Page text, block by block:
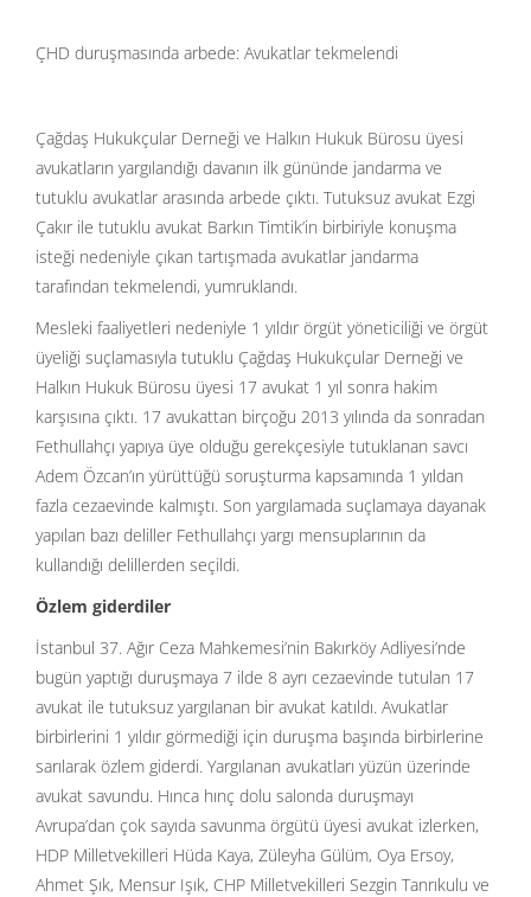
ÇHD duruşmasında arbede: Avukatlar tekmelendi
Çağdaş Hukukçular Derneği ve Halkın Hukuk Bürosu üyesi
avukatların yargılandığı davanın ilk gününde jandarma ve
tutuklu avukatlar arasında arbede çıktı. Tutuksuz avukat Ezgi
Çakır ile tutuklu avukat Barkın Timtik’in birbiriyle konuşma
isteği nedeniyle çıkan tartışmada avukatlar jandarma
tarafından tekmelendi, yumruklandı.
Mesleki faaliyetleri nedeniyle 1 yıldır örgüt yöneticiliği ve örgüt
üyeliği suçlamasıyla tutuklu Çağdaş Hukukçular Derneği ve
Halkın Hukuk Bürosu üyesi 17 avukat 1 yıl sonra hakim
karşısına çıktı. 17 avukattan birçoğu 2013 yılında da sonradan
Fethullahçı yapıya üye olduğu gerekçesiyle tutuklanan savcı
Adem Özcan’ın yürüttüğü soruşturma kapsamında 1 yıldan
fazla cezaevinde kalmıştı. Son yargılamada suçlamaya dayanak
yapılan bazı deliller Fethullahçı yargı mensuplarının da
kullandığı delillerden seçildi.
Özlem giderdiler
İstanbul 37. Ağır Ceza Mahkemesi’nin Bakırköy Adliyesi’nde
bugün yaptığı duruşmaya 7 ilde 8 ayrı cezaevinde tutulan 17
avukat ile tutuksuz yargılanan bir avukat katıldı. Avukatlar
birbirlerini 1 yıldır görmediği için duruşma başında birbirlerine
sarılarak özlem giderdi. Yargılanan avukatları yüzün üzerinde
avukat savundu. Hınca hınç dolu salonda duruşmayı
Avrupa’dan çok sayıda savunma örgütü üyesi avukat izlerken,
HDP Milletvekilleri Hüda Kaya, Züleyha Gülüm, Oya Ersoy,
Ahmet Şık, Mensur Işık, CHP Milletvekilleri Sezgin Tanrıkulu ve